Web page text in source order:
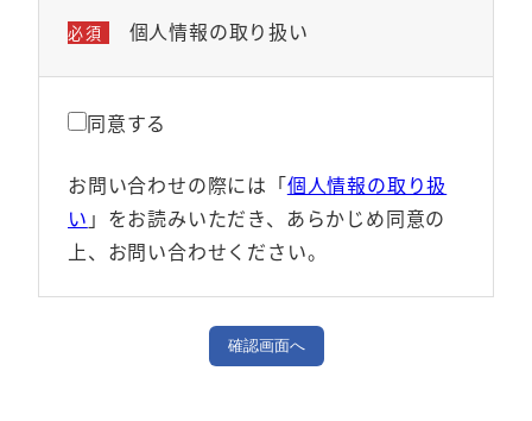
必須 個人情報の取り扱い
同意する
お問い合わせの際には「個人情報の取り扱
い 」をお読みいただき、あらかじめ同意の
上、お問い合わせください。
確認画面へ